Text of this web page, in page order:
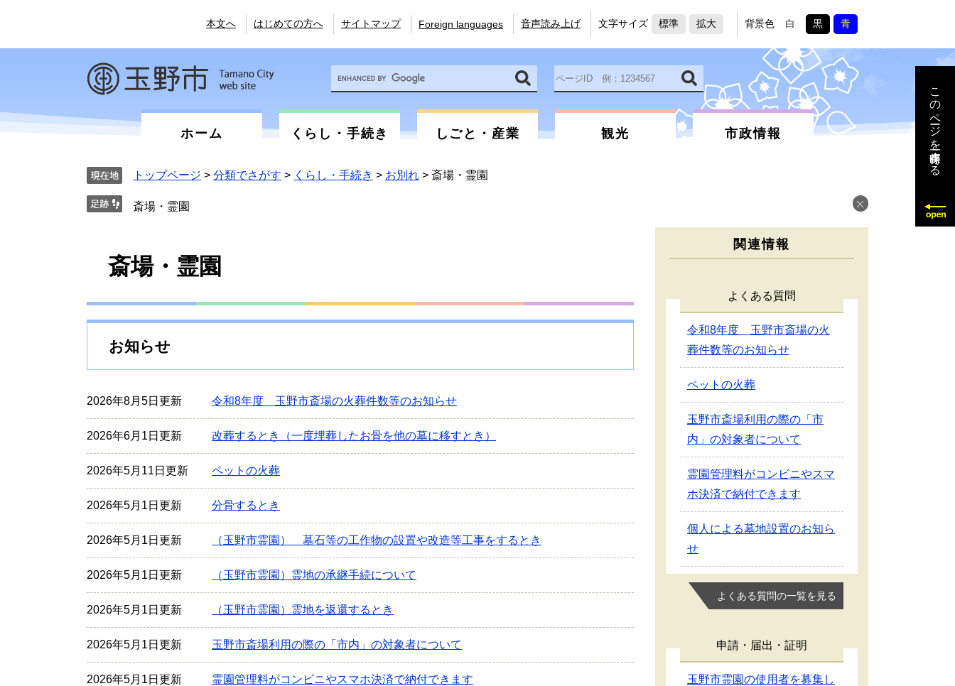
の
す。
ー
し
本文へ はじめての方へ サイトマップ Foreign languages 音声読み上げ 文字サイズ 標準 拡大 背景色 白 黒 青
カ
タ
ム
ID
を
ホーム くらし・手続き しごと・産業 観光 市政情報 このページを一時保存する
トップページ > 分類でさがす > くらし・手続き > お別れ > 斎場・霊園
斎場・霊園
斎場・霊園
お知らせ
2026年8月5日更新 令和8年度 玉野市斎場の火葬件数等のお知らせ
2026年6月1日更新 改葬するとき（一度埋葬したお骨を他の墓に移すとき）
2026年5月11日更新 ペットの火葬
2026年5月1日更新 分骨するとき
2026年5月1日更新 （玉野市霊園） 墓石等の工作物の設置や改造等工事をするとき
2026年5月1日更新 （玉野市霊園）霊地の承継手続について
2026年5月1日更新 （玉野市霊園）霊地を返還するとき
2026年5月1日更新 玉野市斎場利用の際の「市内」の対象者について
2026年5月1日更新 霊園管理料がコンビニやスマホ決済で納付できます
関連情報
よくある質問
令和8年度 玉野市斎場の火
葬件数等のお知らせ
ペットの火葬
玉野市斎場利用の際の「市
内」の対象者について
霊園管理料がコンビニやスマ
ホ決済で納付できます
個人による墓地設置のお知ら
せ
よくある質問の一覧を見る
申請・届出・証明
玉野市霊園の使用者を募集し